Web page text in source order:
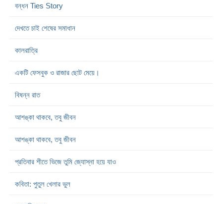
বন্ধন Ties Story
দেখতে চাই শেষের সমাধান
কালরাত্রি
একটি ফেসবুক ও রাজার ছোট মেয়ে।
বিষন্ন রাত
আশঙ্কা থাকবে, তবু জীবন
আশঙ্কা থাকবে, তবু জীবন
প্রতিবার শীতে ভিজে তুমি জ্যোস্না হয়ে যাও
কবিতা: পুতুল খেলার ভুল